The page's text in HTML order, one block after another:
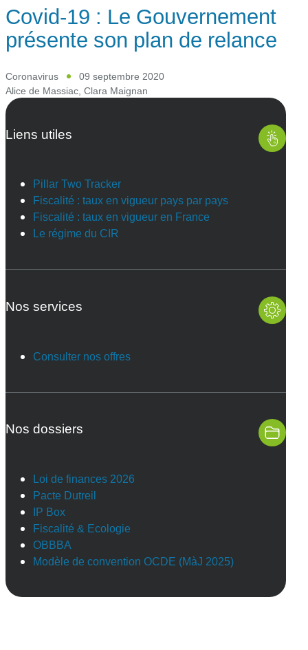
Covid-19 : Le Gouvernement
présente son plan de relance
Coronavirus
09 septembre 2020
Alice de Massiac, Clara Maignan
Liens utiles
Pillar Two Tracker
Fiscalité : taux en vigueur pays par pays
Fiscalité : taux en vigueur en France
Le régime du CIR
Nos services
Consulter nos offres
Nos dossiers
Loi de finances 2026
Pacte Dutreil
IP Box
Fiscalité & Ecologie
OBBBA
Modèle de convention OCDE (MàJ 2025)